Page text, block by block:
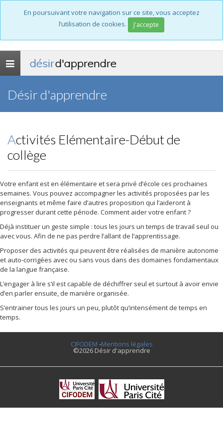
En poursuivant votre navigation sur ce site, vous acceptez
l’utilisation de cookies.
J'accepte
Toggle
désird'apprendre
Désir d'apprendre
Activités Elémentaire-Début de
collège
Votre enfant est en élémentaire et sera privé d’école ces prochaines
semaines. Vous pouvez accompagner les activités proposées par les
enseignants et même faire d’autres proposition qui l’aideront à
progresser durant cette période. Comment aider votre enfant ?
Déjà instituer un geste simple : tous les jours un temps de travail seul ou
avec vous. Afin de ne pas perdre l’allant de l’apprentissage.
Proposer des activités qui peuvent être réalisées de manière autonome
et auto-corrigées avec ou sans vous dans des domaines fondamentaux
de la langue française.
L’engager à lire s’il est capable de déchiffrer seul et surtout à avoir envie
d’en parler ensuite, de manière organisée.
S’entrainer tous les jours un peu, plutôt qu’intensément de temps en
temps.
CIFODEM -Mentions légales
©2026 Désir d'apprendre